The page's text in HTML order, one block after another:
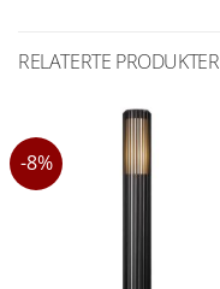
RELATERTE PRODUKTER
-8%